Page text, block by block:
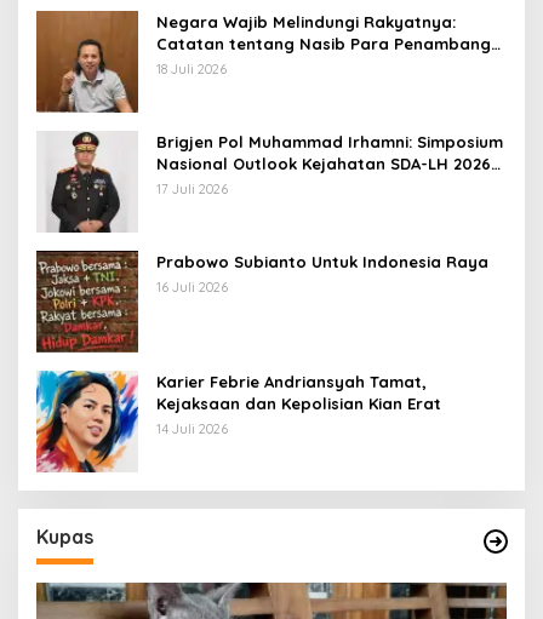
Negara Wajib Melindungi Rakyatnya:
Catatan tentang Nasib Para Penambang
Belerang Kawah Ijen
18 Juli 2026
Brigjen Pol Muhammad Irhamni: Simposium
Nasional Outlook Kejahatan SDA-LH 2026–
2030 Beri Banyak Masukan Bagi APH
17 Juli 2026
Prabowo Subianto Untuk Indonesia Raya
16 Juli 2026
Karier Febrie Andriansyah Tamat,
Kejaksaan dan Kepolisian Kian Erat
14 Juli 2026
Kupas